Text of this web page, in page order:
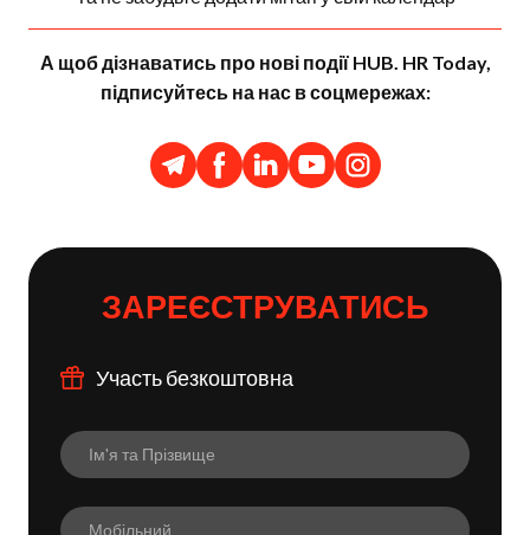
А щоб дізнаватись про нові події HUB. HR Today,
підписуйтесь на нас в соцмережах:
ЗАРЕЄСТРУВАТИСЬ
Участь безкоштовна